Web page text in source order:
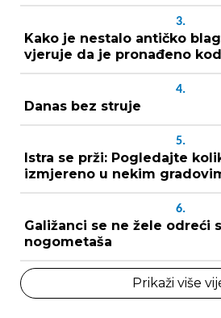
3.
Kako je nestalo antičko
vjeruje da je pronađeno
4.
Danas bez struje
5.
Istra se prži: Pogledajte
izmjereno u nekim
6.
Galižanci se ne žele odreći
nogometaša
Prikaži više